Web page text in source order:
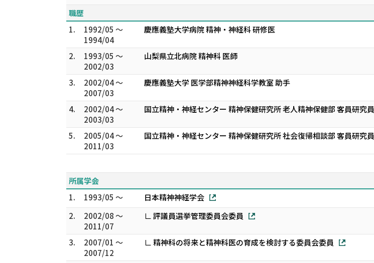
職歴
1.
1992/05 ～
1994/04
慶應義塾大学病院 精神・神経科 研修医
2.
1993/05 ～
2002/03
山梨県立北病院 精神科 医師
3.
2002/04 ～
2007/03
慶應義塾大学 医学部精神神経科学教室 助手
4.
2002/04 ～
2003/03
国立精神・神経センター 精神保健研究所 老人精神保健部 客員研究員
5.
2005/04 ～
2011/03
国立精神・神経センター 精神保健研究所 社会復帰相談部 客員研究員
所属学会
1.
1993/05 ～
日本精神神経学会
2.
2002/08 ～
2011/07
∟ 評議員選挙管理委員会委員
3.
2007/01 ～
2007/12
∟ 精神科の将来と精神科医の育成を検討する委員会委員